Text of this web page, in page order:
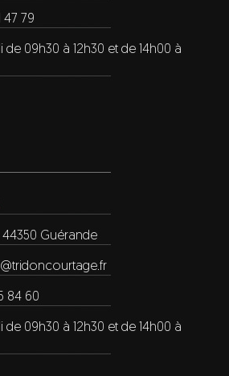
47 79
de 09h30 à 12h30 et de 14h00 à
44350 Guérande
84 60
de 09h30 à 12h30 et de 14h00 à